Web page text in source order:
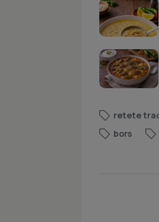
retete
bors